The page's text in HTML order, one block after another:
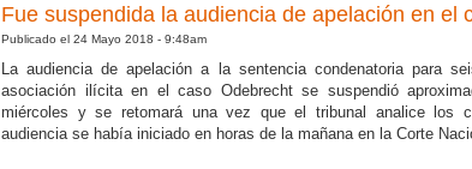
Fue suspendida la audiencia de apelación en el
Publicado el 24 Mayo 2018 - 9:48am
La audiencia de apelación a la sentencia condenatoria para
asociación ilícita en el caso Odebrecht se suspendió
miércoles y se retomará una vez que el tribunal analice los
audiencia se había iniciado en horas de la mañana en la Corte
Inflación
(jun)
%